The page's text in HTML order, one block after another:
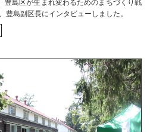
豊島区が生まれ変わるためのまちづくり戦
豊島副区長にインタビューしました。